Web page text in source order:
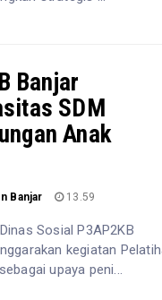
Banjar
SDM
Anak
Banjar 13.59
Sosial P3AP2KB
kegiatan
upaya peni...